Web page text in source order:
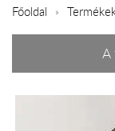
Főoldal
A